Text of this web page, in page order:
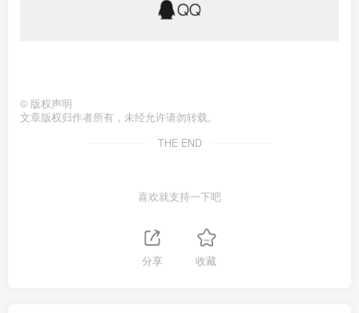
© 版权声明
文章版权归作者所有，未经允许请勿转载。
THE END
喜欢就支持一下吧
分享 收藏